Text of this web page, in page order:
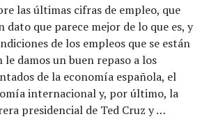
las últimas cifras de empleo, que
dato que parece mejor de lo que es, y
de los empleos que se están
le damos un buen repaso a los
de la economía española, el
internacional y, por último, la
presidencial de Ted Cruz y …
despilfarro y la austeridad –